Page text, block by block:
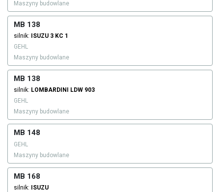
Maszyny budowlane
MB 138
silnik: ISUZU 3 KC 1
GEHL
Maszyny budowlane
MB 138
silnik: LOMBARDINI
LDW 903
GEHL
Maszyny budowlane
MB 148
GEHL
Maszyny budowlane
MB 168
silnik:
ISUZU